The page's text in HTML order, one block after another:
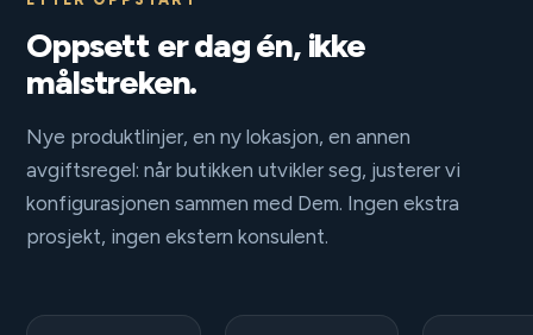
Oppsett er dag én, ikke
målstreken.
Nye produktlinjer, en ny lokasjon, en annen
avgiftsregel: når butikken utvikler seg, justerer vi
konfigurasjonen sammen med Dem. Ingen ekstra
prosjekt, ingen ekstern konsulent.